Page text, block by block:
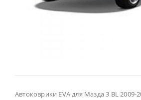
Автоковрики EVA для Мазда 3 BL